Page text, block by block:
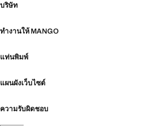
บริษัท
ทำงานให้ MANGO
แท่นพิมพ์
แผนผังเว็บไซต์
ความรับผิดชอบ